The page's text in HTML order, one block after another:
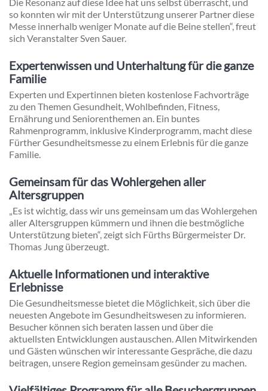
so konnten wir mit der Unterstützung unserer Partner diese
Messe innerhalb weniger Monate auf die Beine stellen“, freut
sich Veranstalter Sven Sauer.
Expertenwissen und Unterhaltung für die ganze
Familie
Experten und Expertinnen bieten kostenlose Fachvorträge
zu den Themen Gesundheit, Wohlbefinden, Fitness,
Ernährung und Seniorenthemen an. Ein buntes
Rahmenprogramm, inklusive Kinderprogramm, macht diese
Fürther Gesundheitsmesse zu einem Erlebnis für die ganze
Familie.
Gemeinsam für das Wohlergehen aller
Altersgruppen
„Es ist wichtig, dass wir uns gemeinsam um das Wohlergehen
aller Altersgruppen kümmern und ihnen die bestmögliche
Unterstützung bieten“, zeigt sich Fürths Bürgermeister Dr.
Thomas Jung überzeugt.
Aktuelle Informationen und interaktive
Erlebnisse
Die Gesundheitsmesse bietet die Möglichkeit, sich über die
neuesten Angebote im Gesundheitswesen zu informieren.
Besucher können sich beraten lassen und über die
aktuellsten Entwicklungen austauschen. Allen Mitwirkenden
und Gästen wünschen wir interessante Gespräche, die dazu
beitragen, unsere Region gemeinsam gesünder zu machen.